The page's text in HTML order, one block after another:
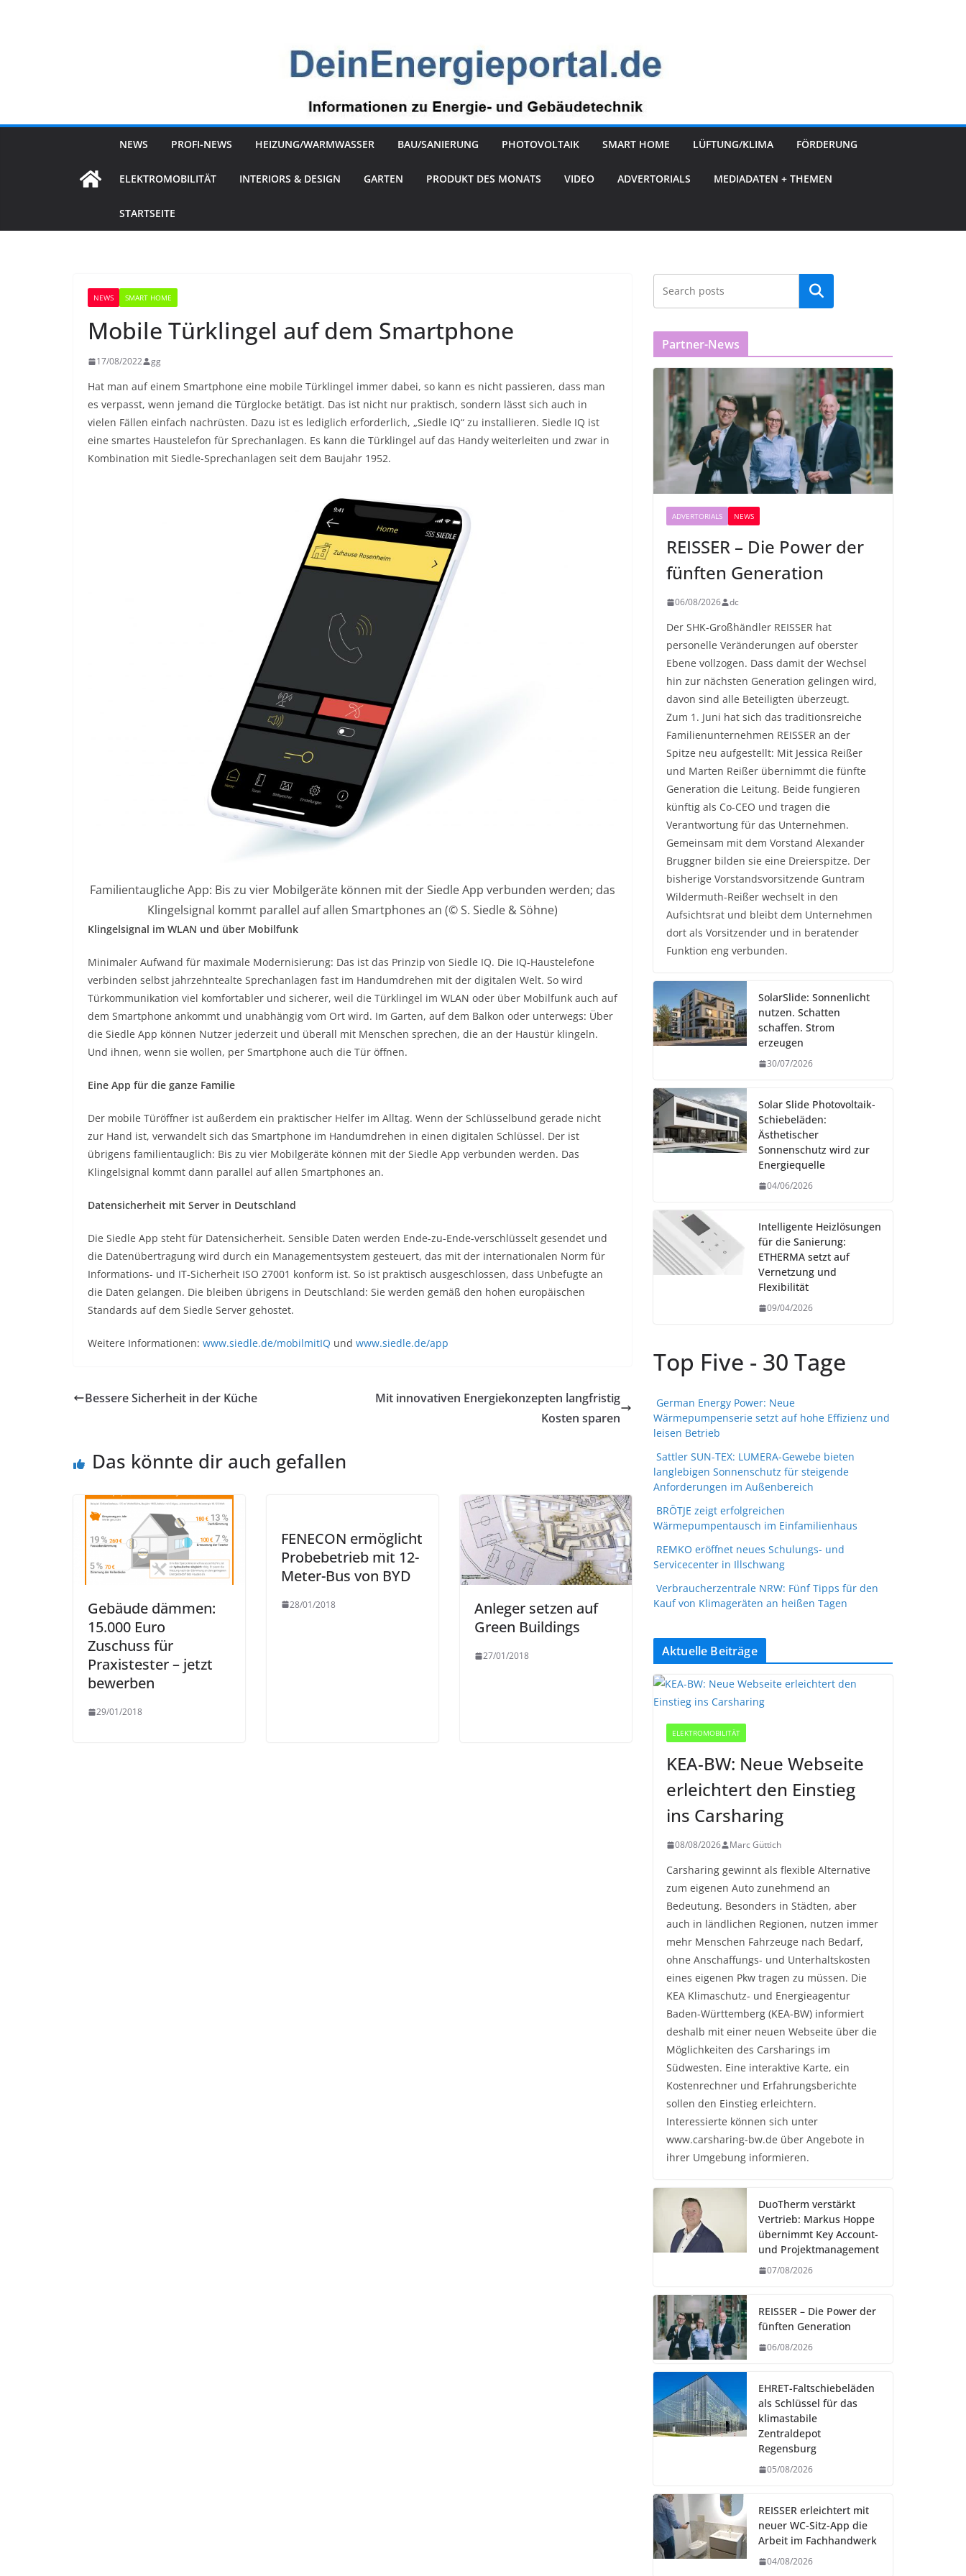
NEWS PROFI-NEWS HEIZUNG/WARMWASSER BAU/SANIERUNG PHOTOVOLTAIK SMART HOME LÜFTUNG/KLIMA FÖRDERUNG
ELEKTROMOBILITÄT INTERIORS & DESIGN GARTEN PRODUKT DES MONATS VIDEO ADVERTORIALS MEDIADATEN + THEMEN
STARTSEITE
NEWS SMART HOME
Mobile Türklingel auf dem Smartphone
17/08/2022 gg
Hat man auf einem Smartphone eine mobile Türklingel immer dabei, so kann es nicht passieren, dass man
es verpasst, wenn jemand die Türglocke betätigt. Das ist nicht nur praktisch, sondern lässt sich auch in
vielen Fällen einfach nachrüsten. Dazu ist es lediglich erforderlich, „Siedle IQ“ zu installieren. Siedle IQ ist
eine smartes Haustelefon für Sprechanlagen. Es kann die Türklingel auf das Handy weiterleiten und zwar in
Kombination mit Siedle-Sprechanlagen seit dem Baujahr 1952.
Familientaugliche App: Bis zu vier Mobilgeräte können mit der Siedle App verbunden werden; das
Klingelsignal kommt parallel auf allen Smartphones an (© S. Siedle & Söhne)
Klingelsignal im WLAN und über Mobilfunk
Minimaler Aufwand für maximale Modernisierung: Das ist das Prinzip von Siedle IQ. Die IQ-Haustelefone
verbinden selbst jahrzehntealte Sprechanlagen fast im Handumdrehen mit der digitalen Welt. So wird
Türkommunikation viel komfortabler und sicherer, weil die Türklingel im WLAN oder über Mobilfunk auch auf
dem Smartphone ankommt und unabhängig vom Ort wird. Im Garten, auf dem Balkon oder unterwegs: Über
die Siedle App können Nutzer jederzeit und überall mit Menschen sprechen, die an der Haustür klingeln.
Und ihnen, wenn sie wollen, per Smartphone auch die Tür öffnen.
Eine App für die ganze Familie
Der mobile Türöffner ist außerdem ein praktischer Helfer im Alltag. Wenn der Schlüsselbund gerade nicht
zur Hand ist, verwandelt sich das Smartphone im Handumdrehen in einen digitalen Schlüssel. Der ist
übrigens familientauglich: Bis zu vier Mobilgeräte können mit der Siedle App verbunden werden. Das
Klingelsignal kommt dann parallel auf allen Smartphones an.
Datensicherheit mit Server in Deutschland
Die Siedle App steht für Datensicherheit. Sensible Daten werden Ende-zu-Ende-verschlüsselt gesendet und
die Datenübertragung wird durch ein Managementsystem gesteuert, das mit der internationalen Norm für
Informations- und IT-Sicherheit ISO 27001 konform ist. So ist praktisch ausgeschlossen, dass Unbefugte an
die Daten gelangen. Die bleiben übrigens in Deutschland: Sie werden gemäß den hohen europäischen
Standards auf dem Siedle Server gehostet.
Weitere Informationen: www.siedle.de/mobilmitIQ und www.siedle.de/app
Bessere Sicherheit in der Küche
Mit innovativen Energiekonzepten langfristig
Kosten sparen
Das könnte dir auch gefallen
Gebäude dämmen:
15.000 Euro
Zuschuss für
Praxistester – jetzt
bewerben
29/01/2018
FENECON ermöglicht
Probebetrieb mit 12-
Meter-Bus von BYD
28/01/2018
Anleger setzen auf
Green Buildings
27/01/2018
Partner-News
ADVERTORIALS NEWS
REISSER – Die Power der
fünften Generation
06/08/2026 dc
Der SHK-Großhändler REISSER hat
personelle Veränderungen auf oberster
Ebene vollzogen. Dass damit der Wechsel
hin zur nächsten Generation gelingen wird,
davon sind alle Beteiligten überzeugt.
Zum 1. Juni hat sich das traditionsreiche
Familienunternehmen REISSER an der
Spitze neu aufgestellt: Mit Jessica Reißer
und Marten Reißer übernimmt die fünfte
Generation die Leitung. Beide fungieren
künftig als Co-CEO und tragen die
Verantwortung für das Unternehmen.
Gemeinsam mit dem Vorstand Alexander
Bruggner bilden sie eine Dreierspitze. Der
bisherige Vorstandsvorsitzende Guntram
Wildermuth-Reißer wechselt in den
Aufsichtsrat und bleibt dem Unternehmen
dort als Vorsitzender und in beratender
Funktion eng verbunden.
SolarSlide: Sonnenlicht
nutzen. Schatten
schaffen. Strom
erzeugen
30/07/2026
Solar Slide Photovoltaik-
Schiebeläden:
Ästhetischer
Sonnenschutz wird zur
Energiequelle
04/06/2026
Intelligente Heizlösungen
für die Sanierung:
ETHERMA setzt auf
Vernetzung und
Flexibilität
09/04/2026
Top Five - 30 Tage
German Energy Power: Neue
Wärmepumpenserie setzt auf hohe Effizienz und
leisen Betrieb
Sattler SUN-TEX: LUMERA-Gewebe bieten
langlebigen Sonnenschutz für steigende
Anforderungen im Außenbereich
BRÖTJE zeigt erfolgreichen
Wärmepumpentausch im Einfamilienhaus
REMKO eröffnet neues Schulungs- und
Servicecenter in Illschwang
Verbraucherzentrale NRW: Fünf Tipps für den
Kauf von Klimageräten an heißen Tagen
Aktuelle Beiträge
ELEKTROMOBILITÄT
KEA-BW: Neue Webseite
erleichtert den Einstieg
ins Carsharing
08/08/2026 Marc Güttich
Carsharing gewinnt als flexible Alternative
zum eigenen Auto zunehmend an
Bedeutung. Besonders in Städten, aber
auch in ländlichen Regionen, nutzen immer
mehr Menschen Fahrzeuge nach Bedarf,
ohne Anschaffungs- und Unterhaltskosten
eines eigenen Pkw tragen zu müssen. Die
KEA Klimaschutz- und Energieagentur
Baden-Württemberg (KEA-BW) informiert
deshalb mit einer neuen Webseite über die
Möglichkeiten des Carsharings im
Südwesten. Eine interaktive Karte, ein
Kostenrechner und Erfahrungsberichte
sollen den Einstieg erleichtern.
Interessierte können sich unter
www.carsharing-bw.de über Angebote in
ihrer Umgebung informieren.
DuoTherm verstärkt
Vertrieb: Markus Hoppe
übernimmt Key Account-
und Projektmanagement
07/08/2026
REISSER – Die Power der
fünften Generation
06/08/2026
EHRET-Faltschiebeläden
als Schlüssel für das
klimastabile
Zentraldepot
Regensburg
05/08/2026
REISSER erleichtert mit
neuer WC-Sitz-App die
Arbeit im Fachhandwerk
04/08/2026